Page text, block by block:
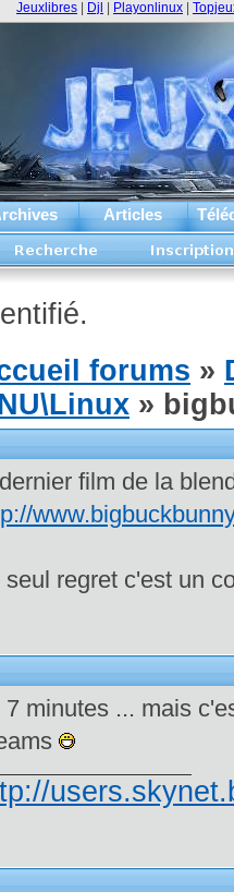
Articles
Jeuxlibres Djl Playonlinux
forums »
»
film de la
seul regret c'est un
7 minutes ... mais